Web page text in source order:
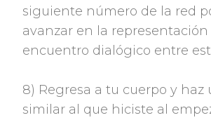
siguiente número de la red
avanzar en la representación
encuentro dialógico entre
8) Regresa a tu cuerpo y haz
similar al que hiciste al